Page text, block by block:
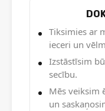
Tiksimies ar
ieceri un
Izstāstīsim
secību.
Mēs veiksim
un